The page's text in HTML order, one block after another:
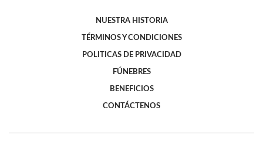
NUESTRA HISTORIA
TÉRMINOS Y CONDICIONES
POLITICAS DE PRIVACIDAD
FÚNEBRES
BENEFICIOS
CONTÁCTENOS